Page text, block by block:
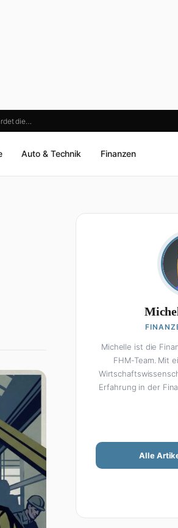
die…
Auto & Technik Finanzen
Michelle ist die
FHM-Team. Mit
Erfahrung in der
Bei Michelle klingt
Steuererklärung.
Finanzthemen so
versteht – ohne
konkreten Tipps
Alle